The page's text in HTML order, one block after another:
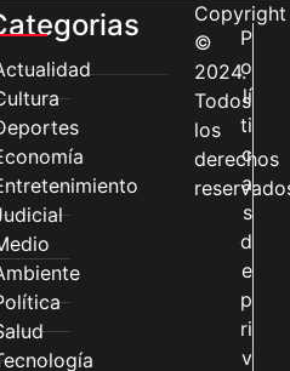
A
EN
EN
Copyright
©
2024.
Todos
los
derechos
P
o
lí
ti
c
a
s
d
e
p
ri
v